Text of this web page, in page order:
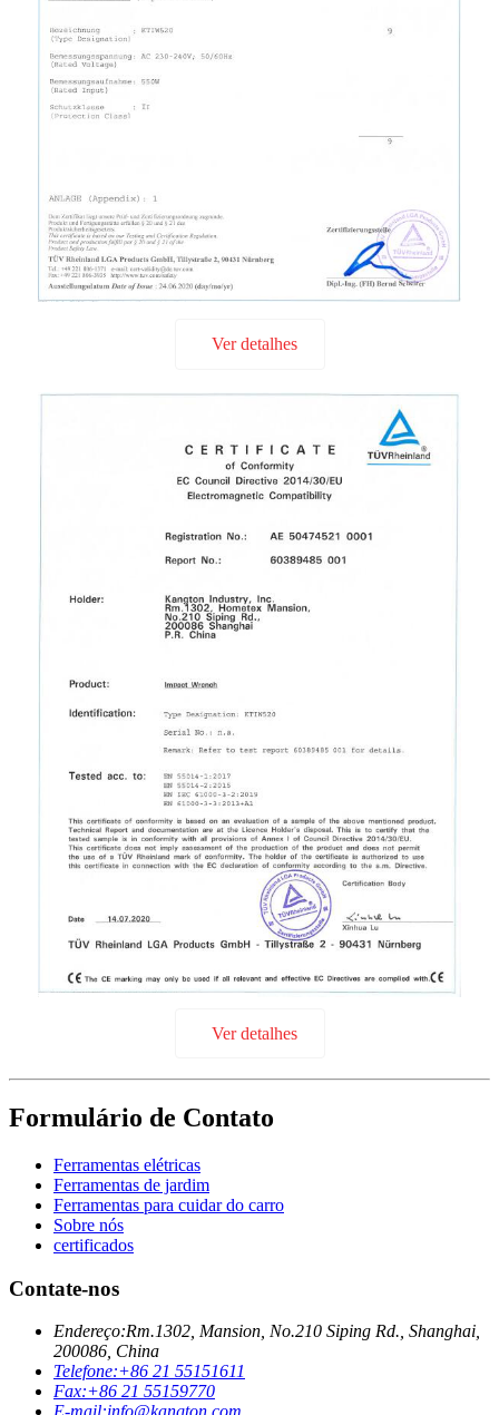
Ver detalhes
Ver detalhes
Formulário de Contato
Ferramentas elétricas
Ferramentas de jardim
Ferramentas para cuidar do carro
Sobre nós
certificados
Contate-nos
Endereço:Rm.1302, Mansion, No.210 Siping Rd., Shanghai,
200086, China
Telefone:+86 21 55151611
Fax:+86 21 55159770